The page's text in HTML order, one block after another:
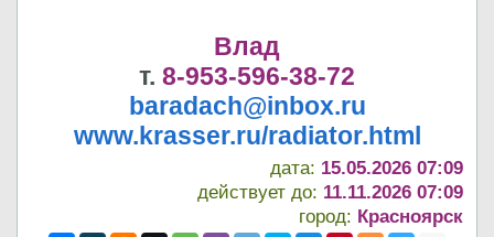
Влад
т. 8-953-596-38-72
baradach@inbox.ru
www.krasser.ru/radiator.html
дата: 15.05.2026 07:09
действует до: 11.11.2026 07:09
город: Красноярск